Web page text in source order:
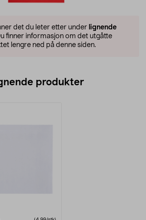
det du leter etter under lignende
finner informasjon om det utgåtte
lengre ned på denne siden.
produkter